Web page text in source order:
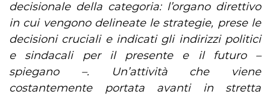
decisionale della categoria: l’organo direttivo
in cui vengono delineate le strategie, prese le
decisioni cruciali e indicati gli indirizzi politici
e sindacali per il presente e il futuro –
spiegano –. Un’attività che viene
costantemente portata avanti in stretta